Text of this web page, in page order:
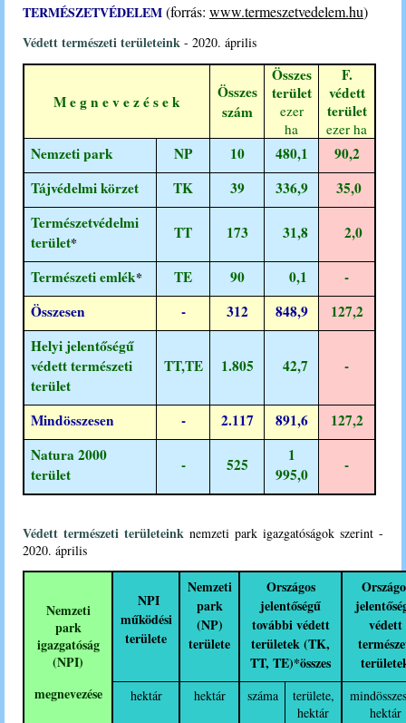
TERMÉSZETVÉDELEM(forrás: www.termeszetvedelem.hu)
Védett természeti területeink - 2020. április
M e g n e v e z é s e k
Összes
szám
Összes
terület
ezer
ha
F.
védett
terület
ezer ha
Nemzeti park NP 10 480,1
90,2
Tájvédelmi körzet
TK 39 336,9
35,0
Természetvédelmi
terület*
TT 173 31,8 2,0
Természeti emlék* TE 90 0,1
-
Összesen
- 312 848,9
127,2
Helyi jelentőségű
védett természeti
terület
TT,TE 1.805 42,7 -
Mindösszesen - 2.117 891,6
127,2
Natura 2000
terület
- 525
1
995,0
-
Védett természeti területeink nemzeti park igazgatóságok szerint -
2020. április
Nemzeti
park
igazgatóság
(NPI)
megnevezése
NPI
működési
területe
Nemzeti
park
(NP)
területe
Országos
jelentőségű
további védett
területek(TK,
TT, TE)*összes
védett
hektár hektár száma
területe,
hektár
hektár